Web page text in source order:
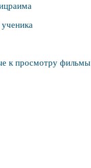
к просмотру фильмы